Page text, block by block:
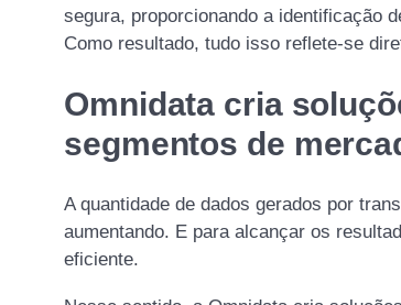
segura, proporcionando a identificação
Como resultado, tudo isso reflete-se
Omnidata cria
segmentos de
A quantidade de dados gerados por
aumentando. E para alcançar os
eficiente.